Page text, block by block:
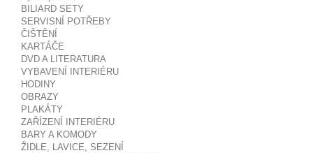
BILIARD SETY
SERVISNÍ POTŘEBY
ČIŠTĚNÍ
KARTÁČE
DVD A LITERATURA
VYBAVENÍ INTERIÉRU
HODINY
OBRAZY
PLAKÁTY
ZAŘÍZENÍ INTERIÉRU
BARY A KOMODY
ŽIDLE, LAVICE, SEZENÍ